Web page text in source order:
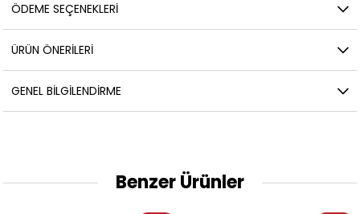
ÖDEME SEÇENEKLERI
ÜRÜN ÖNERILERI
GENEL BILGILENDIRME
Benzer Ürünler